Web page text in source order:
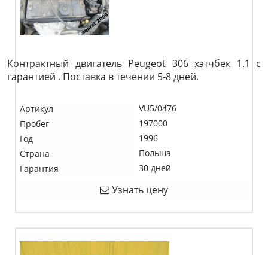
Контрактный двигатель Peugeot 306 хэтчбек 1.1 c
гарантией . Поставка в течении 5-8 дней.
Артикул
VU5/0476
Пробег
197000
Год
1996
Страна
Польша
Гарантия
30 дней
Узнать цену